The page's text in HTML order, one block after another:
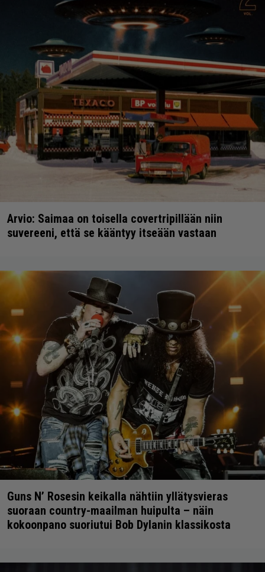
Arvio: Saimaa on toisella covertripillään niin
suvereeni, että se kääntyy itseään vastaan
Guns N’ Rosesin keikalla nähtiin yllätysvieras
suoraan country-maailman huipulta – näin
kokoonpano suoriutui Bob Dylanin klassikosta